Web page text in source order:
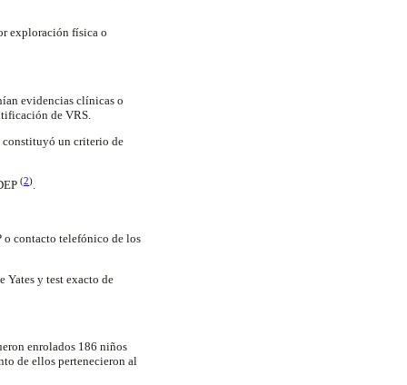
exploración física o
evidencias clínicas o
de VRS.
constituyó un criterio de
(2).
o contacto telefónico de los
Yates y test exacto de
enrolados 186 niños
de ellos pertenecieron al